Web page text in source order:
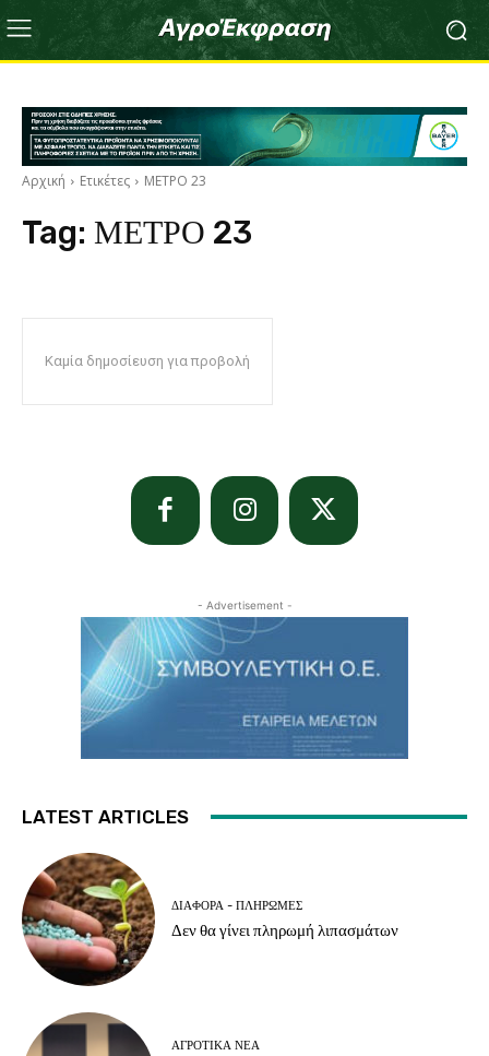
Αρχική Ετικέτες ΜΕΤΡΟ 23
Tag: ΜΕΤΡΟ 23
Καμία δημοσίευση για προβολή
- Advertisement -
LATEST ARTICLES
ΔΙΆΦΟΡΑ - ΠΛΗΡΩΜΈΣ
Δεν θα γίνει πληρωμή λιπασμάτων
ΑΓΡΟΤΙΚΆ ΝΈΑ